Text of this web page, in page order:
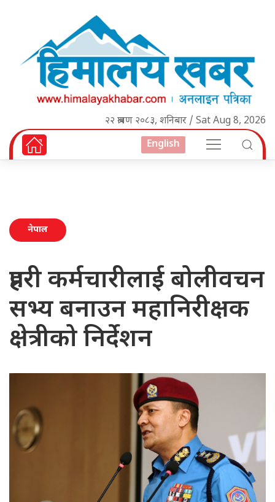
२२ श्रावण २०८३, शनिबार / Sat Aug 8, 2026
English
नेपाल
प्रहरी कर्मचारीलाई बोलीवचन
सभ्य बनाउन महानिरीक्षक
क्षेत्रीको निर्देशन